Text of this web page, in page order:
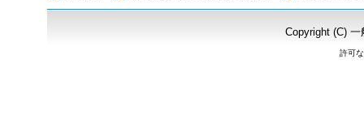
Copyright (C)
許可